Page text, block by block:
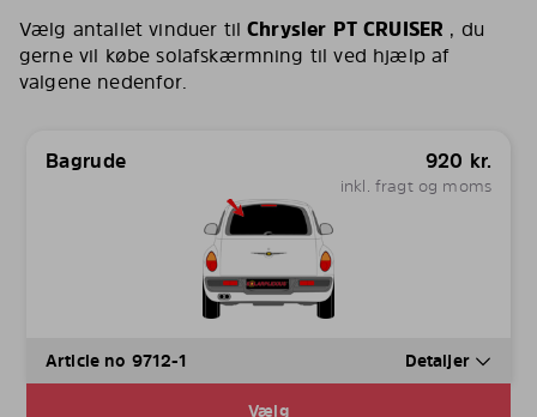
Vælg antallet vinduer tilChrysler PT CRUISER , du
gerne vil købe solafskærmning til ved hjælp af
valgene nedenfor.
Bagrude 920 kr.
inkl. fragt og moms
Article no 9712-1 Detaljer
Vælg